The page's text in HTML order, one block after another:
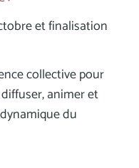
et finalisation
collective pour
animer et
du